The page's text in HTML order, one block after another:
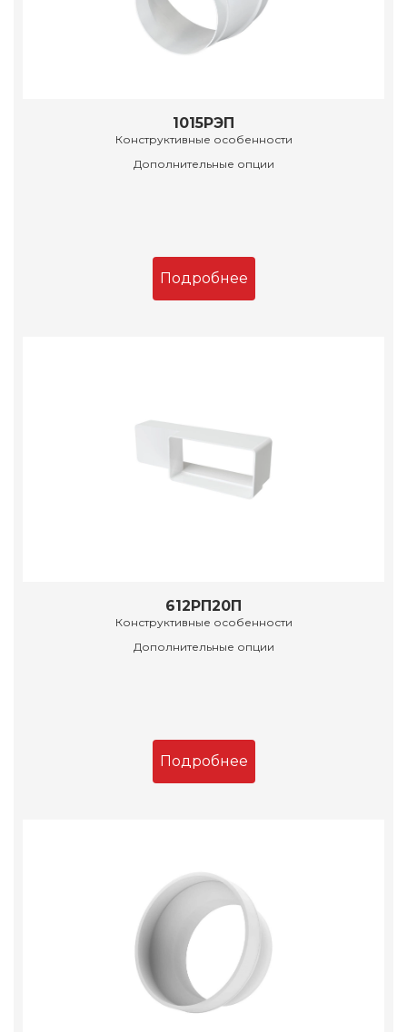
1015РЭП
Конструктивные особенности
Дополнительные опции
Подробнее
612РП20П
Конструктивные особенности
Дополнительные опции
Подробнее